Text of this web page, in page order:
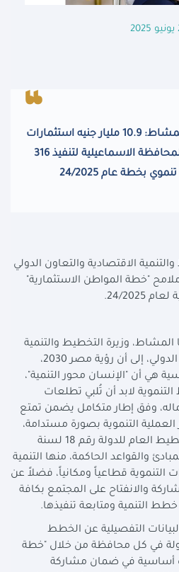
الدكتورة رانيا المشاط: 10.9 مليار جنيه استثمارات
عامة موجهة لمحافظة الاسماعيلية لتنفيذ 316
بخطة عام 24/2025
الاقتصادية والتعاون الدولي
"خطة المواطن الاستثمارية"
2025.
المشاط، وزيرة التخطيط والتنمية
الاقتصادية والتعاون الدولي، إلى أن رؤية مصر 2030،
هي أن "الإنسان محور التنمية"،
لابد أن تُلبي تطلعات
وفق إطار متكامل يضمن تمتع
العملية التنموية بصورة مستدامة،
كما أرسى قانون التخطيط العام للدولة رقم 18 لسنة
والقواعد الحاكمة، منها التنمية
التنموية قطاعياً ومكانياً، فضلاً عن
والانفتاح على المجتمع بكافة
التنمية ومتابعة تنفيذها.
التفصيلية عن الخطط
في كل محافظة من خلال "خطة
أساسية في ضمان مشاركة